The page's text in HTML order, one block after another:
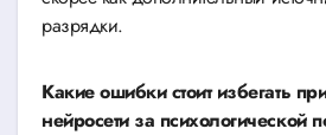
разрядки.
Какие ошибки стоит избегать
нейросети за